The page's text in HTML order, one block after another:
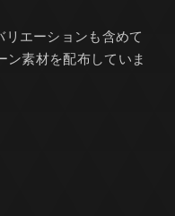
エーションも含めて
ン素材を配布していま